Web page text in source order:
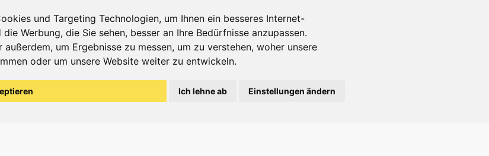
und Targeting Technologien, um Ihnen ein besseres Internet-
Werbung, die Sie sehen, besser an Ihre Bedürfnisse anzupassen.
um Ergebnisse zu messen, um zu verstehen, woher unsere
oder um unsere Website weiter zu entwickeln.
Ich lehne ab Einstellungen ändern
Alle Videos
Bastelideen
Arbeitsblätter
Es gibt uns auch in